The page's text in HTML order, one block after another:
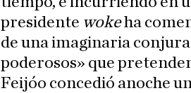
presidente wokeha
de una imaginaria
poderosos» que
Feijóo concedió anoche